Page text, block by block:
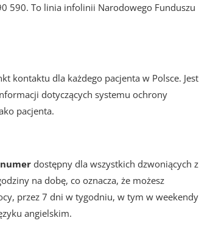
590. To linia infolinii Narodowego Funduszu
kontaktu dla każdego pacjenta w Polsce. Jest
dotyczących systemu ochrony
pacjenta.
dostępny dla wszystkich dzwoniących z
na dobę, co oznacza, że możesz
przez 7 dni w tygodniu, w tym w weekendy
angielskim.